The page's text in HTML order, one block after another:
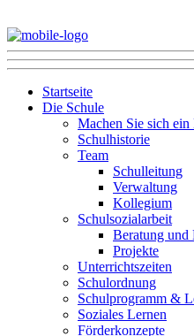
Startseite
Die Schule
Machen Sie sich
Schulhistorie
Team
Schulleitung
Verwaltung
Kollegium
Schulsozialarbeit
Beratung und
Projekte
Unterrichtszeiten
Schulordnung
Schulprogramm &
Soziales Lernen
Förderkonzepte